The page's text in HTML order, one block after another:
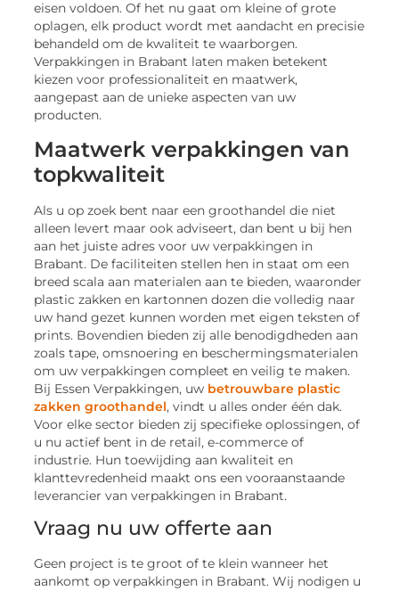
eisen voldoen. Of het nu gaat om kleine of grote
oplagen, elk product wordt met aandacht en precisie
behandeld om de kwaliteit te waarborgen.
Verpakkingen in Brabant laten maken betekent
kiezen voor professionaliteit en maatwerk,
aangepast aan de unieke aspecten van uw
producten.
Maatwerk verpakkingen van
topkwaliteit
Als u op zoek bent naar een groothandel die niet
alleen levert maar ook adviseert, dan bent u bij hen
aan het juiste adres voor uw verpakkingen in
Brabant. De faciliteiten stellen hen in staat om een
breed scala aan materialen aan te bieden, waaronder
plastic zakken en kartonnen dozen die volledig naar
uw hand gezet kunnen worden met eigen teksten of
prints. Bovendien bieden zij alle benodigdheden aan
zoals tape, omsnoering en beschermingsmaterialen
om uw verpakkingen compleet en veilig te maken.
Bij Essen Verpakkingen, uw betrouwbare plastic
zakken groothandel, vindt u alles onder één dak.
Voor elke sector bieden zij specifieke oplossingen, of
u nu actief bent in de retail, e-commerce of
industrie. Hun toewijding aan kwaliteit en
klanttevredenheid maakt ons een vooraanstaande
leverancier van verpakkingen in Brabant.
Vraag nu uw offerte aan
Geen project is te groot of te klein wanneer het
aankomt op verpakkingen in Brabant. Wij nodigen u